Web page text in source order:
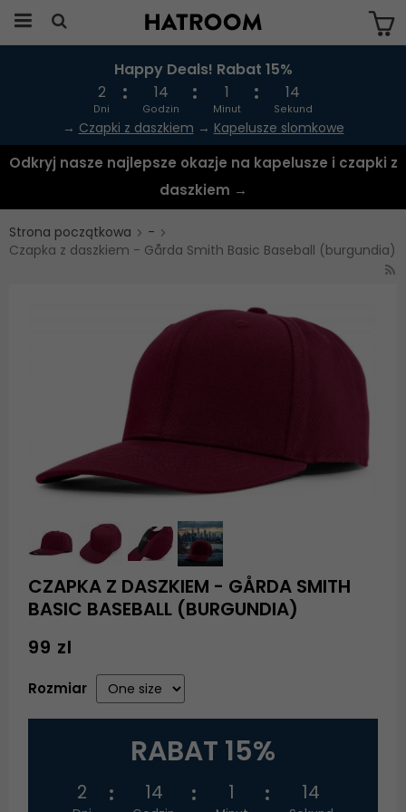
Produkten har blivit tillagd i varukorgen
Happy Deals! Rabat 15%
2
Dni
14
Godzin
1
Minut
14
Sekund
→ Czapki z daszkiem → Kapelusze slomkowe
Odkryj nasze najlepsze okazje na kapelusze i czapki z
daszkiem →
Strona początkowa
-
Czapka z daszkiem - Gårda Smith Basic Baseball (burgundia)
CZAPKA Z DASZKIEM - GÅRDA SMITH
BASIC BASEBALL (BURGUNDIA)
99 zl
Rozmiar
RABAT 15%
2 14 1 14